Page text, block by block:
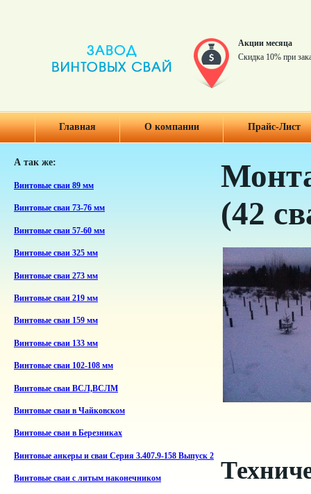
Акции месяца
Скидка 10% при
Главная О компании Прайс-Лист
А так же:
Винтовые сваи 89 мм
Винтовые сваи 73-76 мм
Винтовые сваи 57-60 мм
Винтовые сваи 325 мм
Винтовые сваи 273 мм
Винтовые сваи 219 мм
Винтовые сваи 159 мм
Винтовые сваи 133 мм
Винтовые сваи 102-108 мм
Винтовые сваи ВСЛ,ВСЛМ
Винтовые сваи в Чайковском
Винтовые сваи в Березниках
Винтовые анкеры и сваи Серия 3.407.9-158 Выпуск 2
Винтовые сваи с литым наконечником
(42